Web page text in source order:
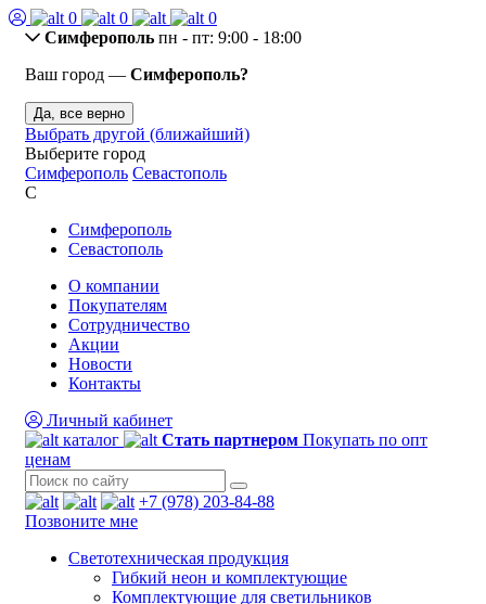
0 0
0
Симферополь пн - пт: 9:00 - 18:00
Ваш город — Симферополь?
Да, все верно
Выбрать другой (ближайший)
Выберите город
Симферополь Севастополь
С
Симферополь
Севастополь
О компании
Покупателям
Сотрудничество
Акции
Новости
Контакты
Личный кабинет
каталог
Стать партнером Покупать по опт
ценам
+7 (978) 203-84-88
Позвоните мне
Светотехническая продукция
Гибкий неон и комплектующие
Комплектующие для светильников